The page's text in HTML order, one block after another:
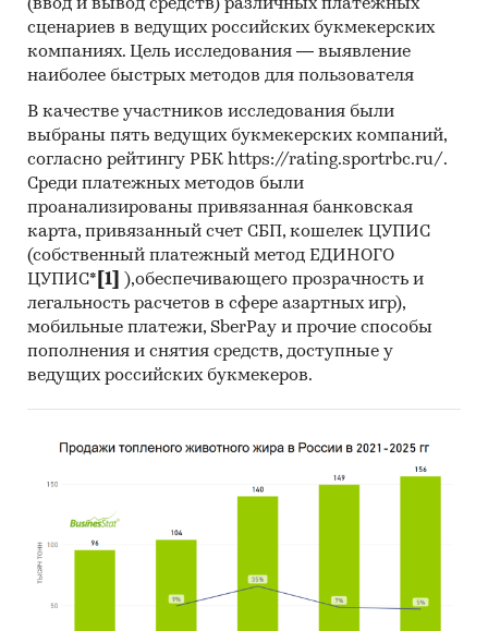
В разделе `Экспорт` рассмотрены российские
экспортеры:
ООО `АЛУ-ПРО`, АО `МАГНА АВТОМОТИВ РУС`
Выдержки из исследования:
- На российском рынке SAN-пластика
сформировалась импортоориентированная
модель, более 83% рынка составляет
продукция зарубежных производителей.
- В структуре рынка SAN-пластика в 2022 г.
объем импортных поставок превышал
внутреннее производство в 3,5 раз, а сальдо
торгового баланса было отрицательное и
составляло 1,3 тыс.т.
- Лучшие производственные показатели
- Лидером по импортным поставкам в 2022 г.
является Южная Корея (более 37%), ведущий
поставщик SAN-пластика - PLASUM INC
- В импорте наибольшую долю занимает
сегмент low-priced с долей 68,4%, основные
поставки сегмента из стран: Южная Корея,
Германия, Китай. Сегмент high-priced
(ввод и вывод средств) различных платежных
сценариев в ведущих российских букмекерских
компаниях. Цель исследования — выявление
наиболее быстрых методов для пользователя
В качестве участников исследования были
выбраны пять ведущих букмекерских компаний,
согласно рейтингу РБК https://rating.sportrbc.ru/.
Среди платежных методов были
проанализированы привязанная банковская
карта, привязанный счет СБП, кошелек ЦУПИС
(собственный платежный метод ЕДИНОГО
ЦУПИС* [1]
),обеспечивающего прозрачность и
легальность расчетов в сфере азартных игр),
мобильные платежи, SberPay и прочие способы
пополнения и снятия средств, доступные у
ведущих российских букмекеров.